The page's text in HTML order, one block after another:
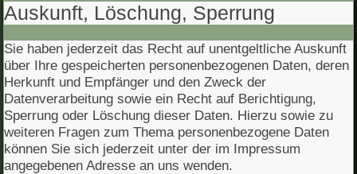
Auskunft, Löschung, Sperrung
Sie haben jederzeit das Recht auf unentgeltliche Auskunft
über Ihre gespeicherten personenbezogenen Daten, deren
Herkunft und Empfänger und den Zweck der
Datenverarbeitung sowie ein Recht auf Berichtigung,
Sperrung oder Löschung dieser Daten. Hierzu sowie zu
weiteren Fragen zum Thema personenbezogene Daten
können Sie sich jederzeit unter der im Impressum
angegebenen Adresse an uns wenden.